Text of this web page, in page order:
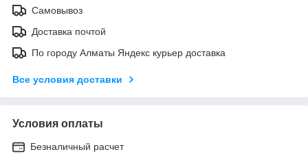
Самовывоз
Доставка почтой
По городу Алматы Яндекс курьер доставка
Все условия доставки
Условия оплаты
Безналичный расчет